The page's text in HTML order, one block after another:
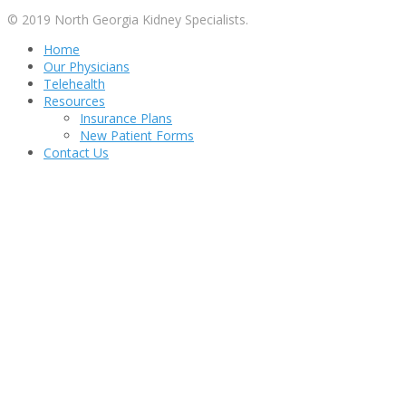
© 2019 North Georgia Kidney Specialists.
Home
Our Physicians
Telehealth
Resources
Insurance Plans
New Patient Forms
Contact Us